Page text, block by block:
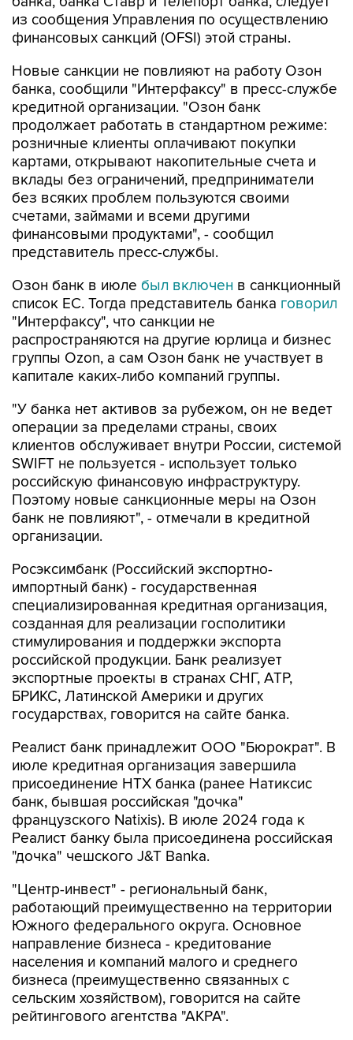
из сообщения Управления по осуществлению
финансовых санкций (OFSI) этой страны.
Новые санкции не повлияют на работу Озон
банка, сообщили "Интерфаксу" в пресс-службе
кредитной организации. "Озон банк
продолжает работать в стандартном режиме:
розничные клиенты оплачивают покупки
картами, открывают накопительные счета и
вклады без ограничений, предприниматели
без всяких проблем пользуются своими
счетами, займами и всеми другими
финансовыми продуктами", - сообщил
представитель пресс-службы.
Озон банк в июле был включен в санкционный
список ЕС. Тогда представитель банка говорил
"Интерфаксу", что санкции не
распространяются на другие юрлица и бизнес
группы Ozon, а сам Озон банк не участвует в
капитале каких-либо компаний группы.
"У банка нет активов за рубежом, он не ведет
операции за пределами страны, своих
клиентов обслуживает внутри России, системой
SWIFT не пользуется - использует только
российскую финансовую инфраструктуру.
Поэтому новые санкционные меры на Озон
банк не повлияют", - отмечали в кредитной
организации.
Росэксимбанк (Российский экспортно-
импортный банк) - государственная
специализированная кредитная организация,
созданная для реализации госполитики
стимулирования и поддержки экспорта
российской продукции. Банк реализует
экспортные проекты в странах СНГ, АТР,
БРИКС, Латинской Америки и других
государствах, говорится на сайте банка.
Реалист банк принадлежит ООО "Бюрократ". В
июле кредитная организация завершила
присоединение НТХ банка (ранее Натиксис
банк, бывшая российская "дочка"
французского Natixis). В июле 2024 года к
Реалист банку была присоединена российская
"дочка" чешского J&T Banka.
"Центр-инвест" - региональный банк,
работающий преимущественно на территории
Южного федерального округа. Основное
направление бизнеса - кредитование
населения и компаний малого и среднего
бизнеса (преимущественно связанных с
сельским хозяйством), говорится на сайте
рейтингового агентства "АКРА".